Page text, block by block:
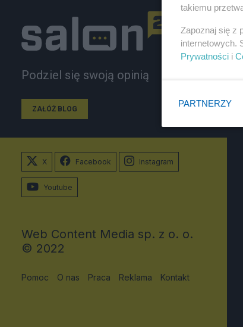
Podziel się swoją opinią
ZAŁÓŻ BLOG
X Facebook Instagram
Youtube
Web Content Media sp. z o. o.
© 2022
Pomoc O nas Praca Reklama Kontakt
takiemu
Zapoznaj się z
internetowych.
Prywatności i
PARTNERZY